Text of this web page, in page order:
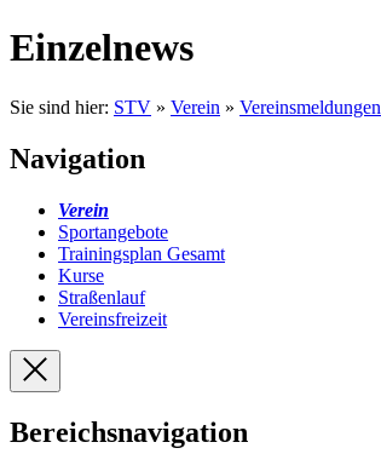
Einzelnews
Sie sind hier: STV » Verein » Vereinsmeldungen
Navigation
Verein
Sportangebote
Trainingsplan Gesamt
Kurse
Straßenlauf
Vereinsfreizeit
Bereichsnavigation